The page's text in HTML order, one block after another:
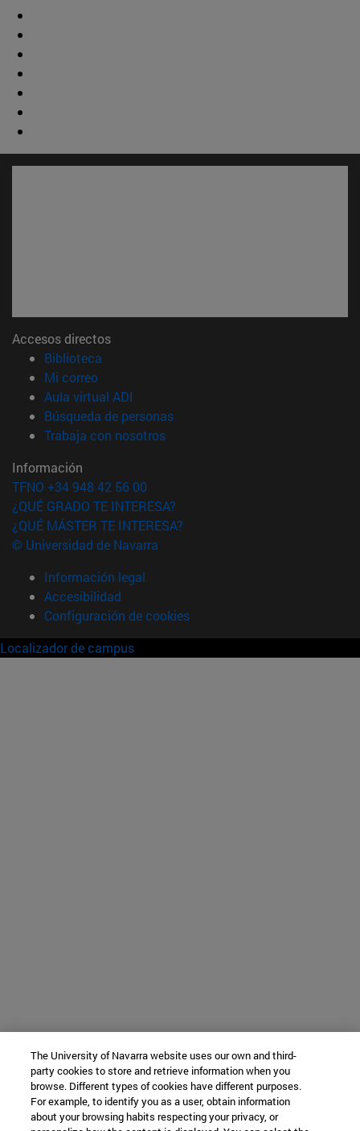
Accesos directos
Biblioteca
Mi correo(abre en nueva ventana)
Aula virtual ADI
Búsqueda de personas(abre en nueva ventana)
Trabaja con nosotros(abre en nueva ventana)
Información
TFNO +34 948 42 56 00
¿QUÉ GRADO TE INTERESA?
¿QUÉ MÁSTER TE INTERESA?
© Universidad de Navarra
Información legal
Accesibilidad
Configuración de cookies
Localizador de campus
The University of Navarra website uses our own and third-
party cookies to store and retrieve information when you
browse. Different types of cookies have different purposes.
For example, to identify you as a user, obtain information
about your browsing habits respecting your privacy, or